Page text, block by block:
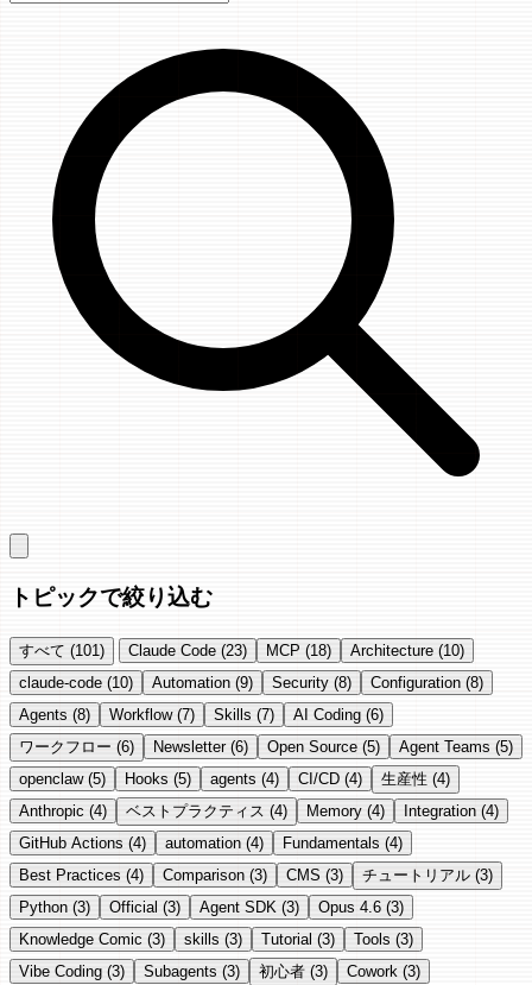
トピックで絞り込む
すべて (101) Claude Code (23) MCP (18)
Architecture (10)
claude-code (10)
Automation (9) Security (8)
Configuration (8)
Agents (8)
Workflow (7) Skills (7)
AI Coding (6)
ワークフロー (6)
Newsletter (6) Open Source (5)
Agent Teams (5)
openclaw (5)
Hooks (5) agents (4) CI/CD (4)
生産性 (4)
Anthropic (4)
ベストプラクティス (4) Memory (4)
Integration (4)
GitHub Actions (4)
automation (4)
Fundamentals (4)
Best Practices (4)
Comparison (3) CMS (3)
チュートリアル (3)
Python (3)
Official (3) Agent SDK (3)
Opus 4.6 (3)
Knowledge Comic (3)
skills (3) Tutorial (3)
Tools (3)
Vibe Coding (3)
Subagents (3) 初心者 (3)
Cowork (3)